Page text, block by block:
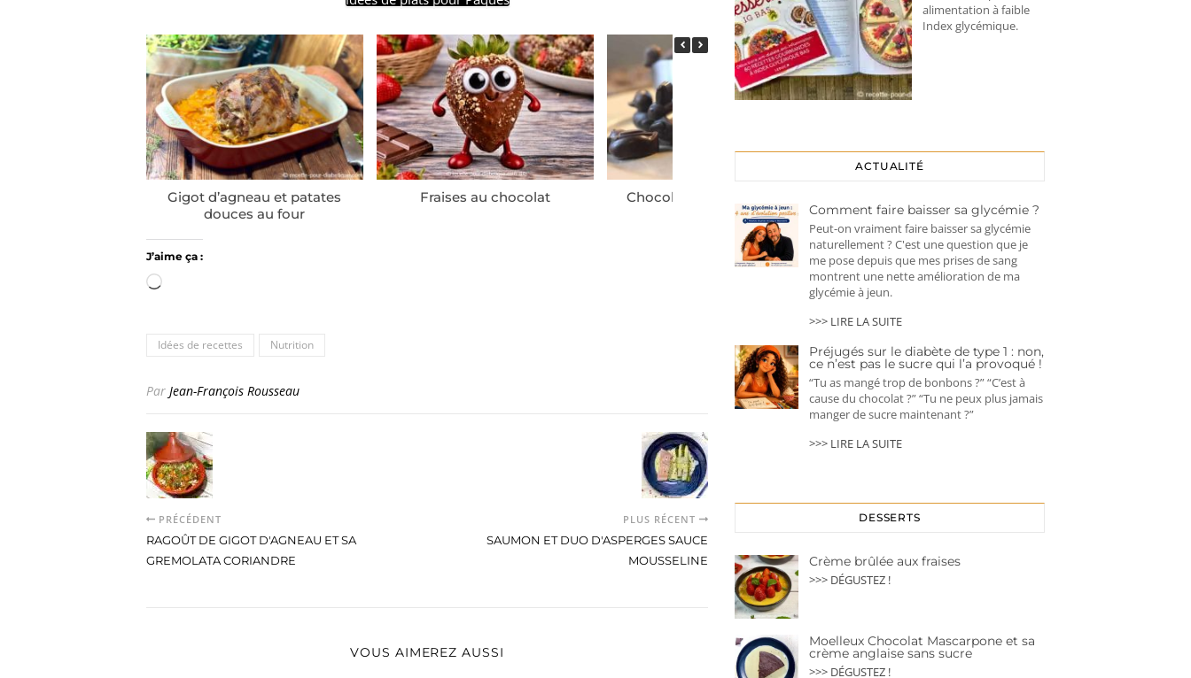
Gigot d’agneau et patates
douces au four
Fraises au chocolat
Chocolats de Pâques sans
exotiques
J’aime ça :
Chargement…
Idées de recettes Nutrition
Par Jean-François Rousseau
PRÉCÉDENT
RAGOÛT DE GIGOT D'AGNEAU ET SA
GREMOLATA CORIANDRE
PLUS RÉCENT
SAUMON ET DUO D'ASPERGES SAUCE
MOUSSELINE
VOUS AIMEREZ AUSSI
alimentation à faible
Index glycémique.
ACTUALITÉ
Comment faire baisser sa glycémie ?
Peut-on vraiment faire baisser sa glycémie
naturellement ? C'est une question que je
me pose depuis que mes prises de sang
montrent une nette amélioration de ma
glycémie à jeun.
>>> LIRE LA SUITE
Préjugés sur le diabète de type 1 : non,
ce n’est pas le sucre qui l’a provoqué !
“Tu as mangé trop de bonbons ?” “C’est à
cause du chocolat ?” “Tu ne peux plus jamais
manger de sucre maintenant ?”
>>> LIRE LA SUITE
DESSERTS
Crème brûlée aux fraises
>>> DÉGUSTEZ !
Moelleux Chocolat Mascarpone et sa
crème anglaise sans sucre
>>> DÉGUSTEZ !